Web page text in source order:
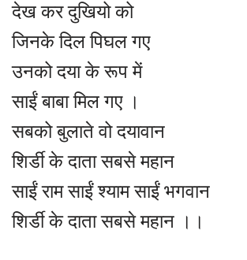
देख कर दुखियो को
जिनके दिल पिघल गए
उनको दया के रूप में
साईं बाबा मिल गए ।
सबको बुलाते वो दयावान
शिर्डी के दाता सबसे महान
साईं राम साईं श्याम साईं भगवान
शिर्डी के दाता सबसे महान ।।